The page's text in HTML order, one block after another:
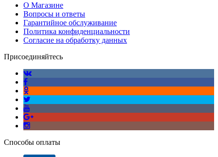
О Магазине
Вопросы и ответы
Гарантийное обслуживание
Политика конфиденциальности
Согласие на обработку данных
Присоединяйтесь
Способы оплаты